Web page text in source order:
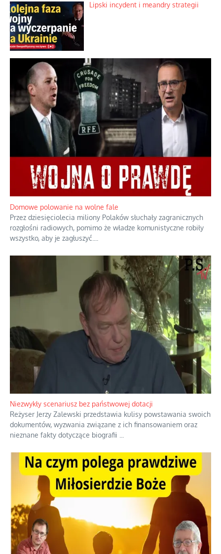
Lipski incydent i meandry strategii
Domowe polowanie na wolne fale
Przez dziesięciolecia miliony Polaków słuchały zagranicznych
rozgłośni radiowych, pomimo że władze komunistyczne robiły
wszystko, aby je zagłuszyć.
Niezwykły scenariusz bez państwowej dotacji
Reżyser Jerzy Zalewski przedstawia kulisy powstawania swoich
dokumentów, wyzwania związane z ich finansowaniem oraz
nieznane fakty dotyczące biografii